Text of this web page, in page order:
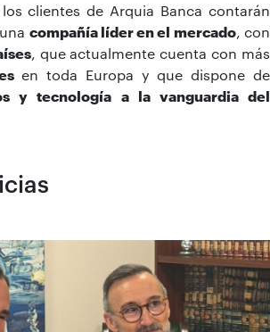
clientes de Arquia Banca contarán
compañía líder en el mercado, con
, que actualmente cuenta con más
en toda Europa y que dispone de
y tecnología a la vanguardia del